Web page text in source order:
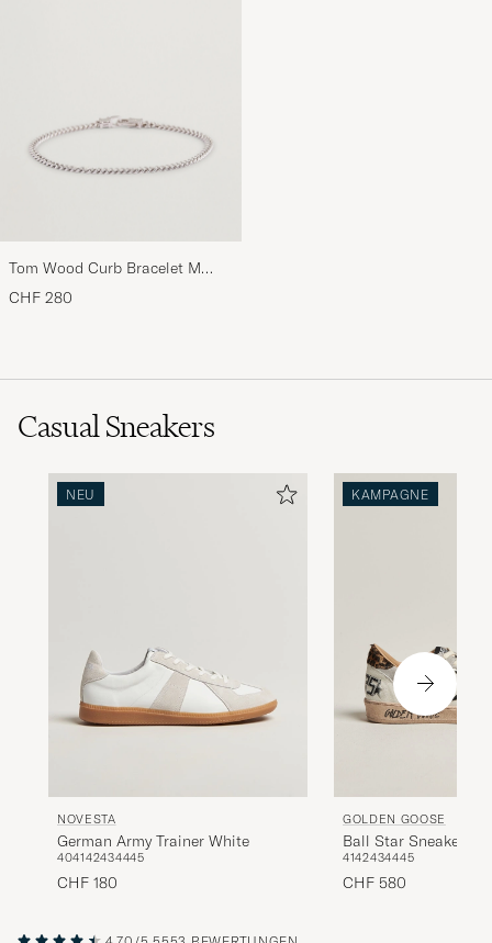
Tom Wood Curb Bracelet M
Silver
CHF 280
Casual Sneakers
NEU
NOVESTA
German Army Trainer White
404142434445
CHF 180
KAMPAGNE
GOLDEN GOOSE
Ball Star Sneakers
4142434445
CHF 580